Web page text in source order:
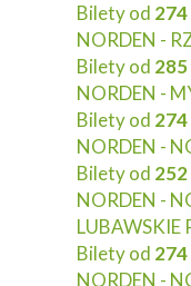
Bilety od 274
NORDEN -
Bilety od 285
NORDEN -
Bilety od 274
NORDEN -
Bilety od 252
NORDEN -
LUBAWSKIE
Bilety od 274
NORDEN -